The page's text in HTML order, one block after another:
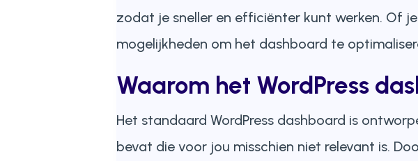
zodat je sneller en efficiënter kunt werken. Of
mogelijkheden om het dashboard te
Waarom het WordPress
Het standaard WordPress dashboard is
bevat die voor jou misschien niet relevant is.